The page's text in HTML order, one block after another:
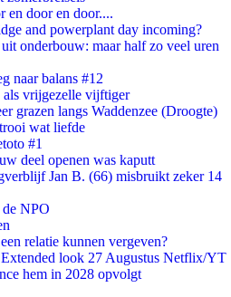
en door en door....
and powerplant day incoming?
onderbouw: maar half zo veel uren
naar balans #12
vrijgezelle vijftiger
grazen langs Waddenzee (Droogte)
wat liefde
#1
deel openen was kaputt
Jan B. (66) misbruikt zeker 14
NPO
relatie kunnen vergeven?
look 27 Augustus Netflix/YT
hem in 2028 opvolgt